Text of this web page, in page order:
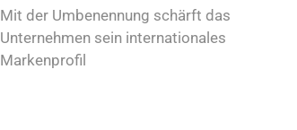
Mit der Umbenennung schärft das
Unternehmen sein internationales
Markenprofil